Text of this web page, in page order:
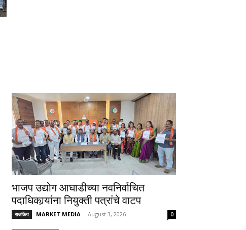
भाजप उद्योग आघाडीच्या नवनिर्वाचित
पदाधिकार्‍यांना नियुक्ती पत्रांचे वाटप
राजकिय MARKET MEDIA - August 3, 2026 0